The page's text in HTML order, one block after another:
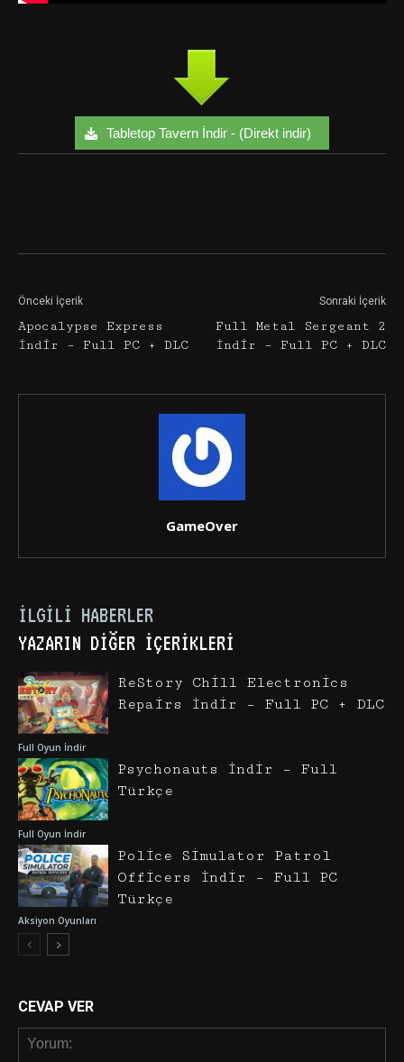
Tabletop Tavern İndir - (Direkt indir)
Önceki İçerik
Apocalypse Express
İndir – Full PC + DLC
Sonraki İçerik
Full Metal Sergeant 2
İndir – Full PC + DLC
GameOver
İLGILI HABERLER
YAZARIN DIĞER İÇERIKLERI
Full Oyun İndir
ReStory Chill Electronics
Repairs İndir – Full PC + DLC
Full Oyun İndir
Psychonauts İndir – Full
Türkçe
Aksiyon Oyunları
Police Simulator Patrol
Officers İndir – Full PC
Türkçe
CEVAP VER